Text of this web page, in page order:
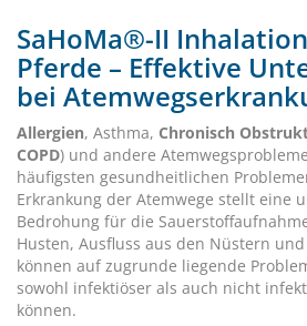
SaHoMa®-II
Pferde – Effektive
bei
Allergien, Asthma, Chronisch
COPD) und andere Atemwegsprobleme
häufigsten gesundheitlichen
Erkrankung der Atemwege stellt eine
Bedrohung für die
Husten, Ausfluss aus den Nüstern
können auf zugrunde liegende
sowohl infektiöser als auch nicht
können.